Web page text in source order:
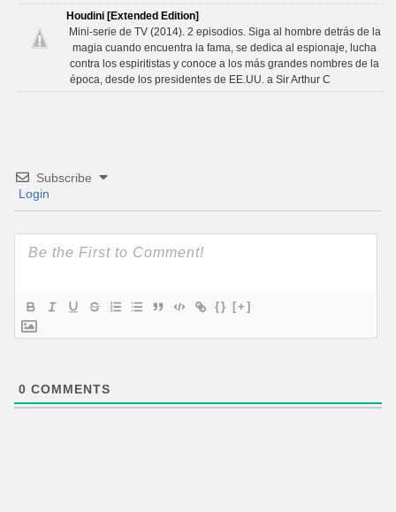
Houdini [Extended Edition]
Mini-serie de TV (2014). 2 episodios. Siga al hombre detrás de la
magia cuando encuentra la fama, se dedica al espionaje, lucha
contra los espiritistas y conoce a los más grandes nombres de la
época, desde los presidentes de EE.UU. a Sir Arthur C
Subscribe
Login
{} [+]
0 COMMENTS